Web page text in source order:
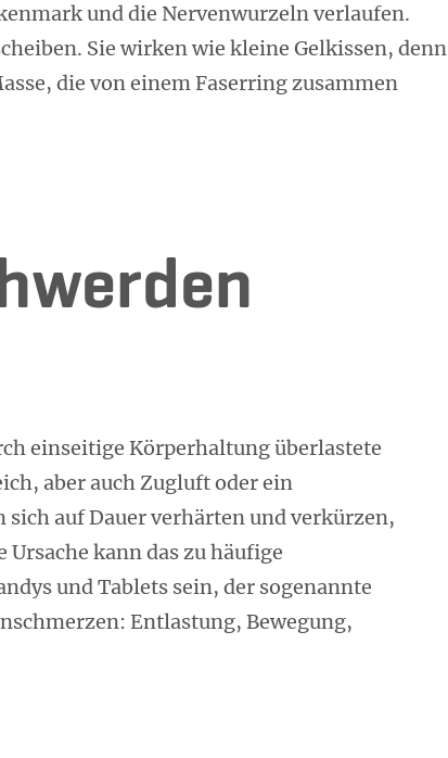
und die Nervenwurzeln verlaufen.
Sie wirken wie kleine Gelkissen, denn
die von einem Faserring zusammen
einseitige Körperhaltung überlastete
aber auch Zugluft oder ein
auf Dauer verhärten und verkürzen,
kann das zu häufige
und Tablets sein, der sogenannte
Entlastung, Bewegung,